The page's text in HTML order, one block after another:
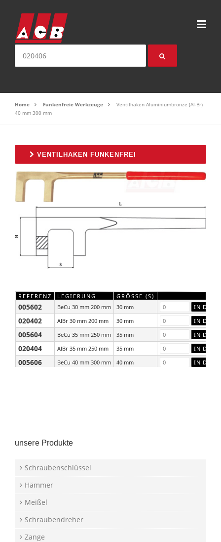
Home Funkenfreie Werkzeuge
Ventilhaken Aluminiumbronze (Al-Br)
40 mm 300 mm
VENTILHAKEN FUNKENFREI
REFERENZ LEGIERUNG GRÖSSE (S)
005602 BeCu 30 mm 200 mm 30 mm
020402 AlBr 30 mm 200 mm 30 mm
005604 BeCu 35 mm 250 mm 35 mm
020404 AlBr 35 mm 250 mm 35 mm
005606 BeCu 40 mm 300 mm 40 mm
unsere Produkte
Schraubenschlüssel
Hämmer
Meißel
Schraubendreher
Zange